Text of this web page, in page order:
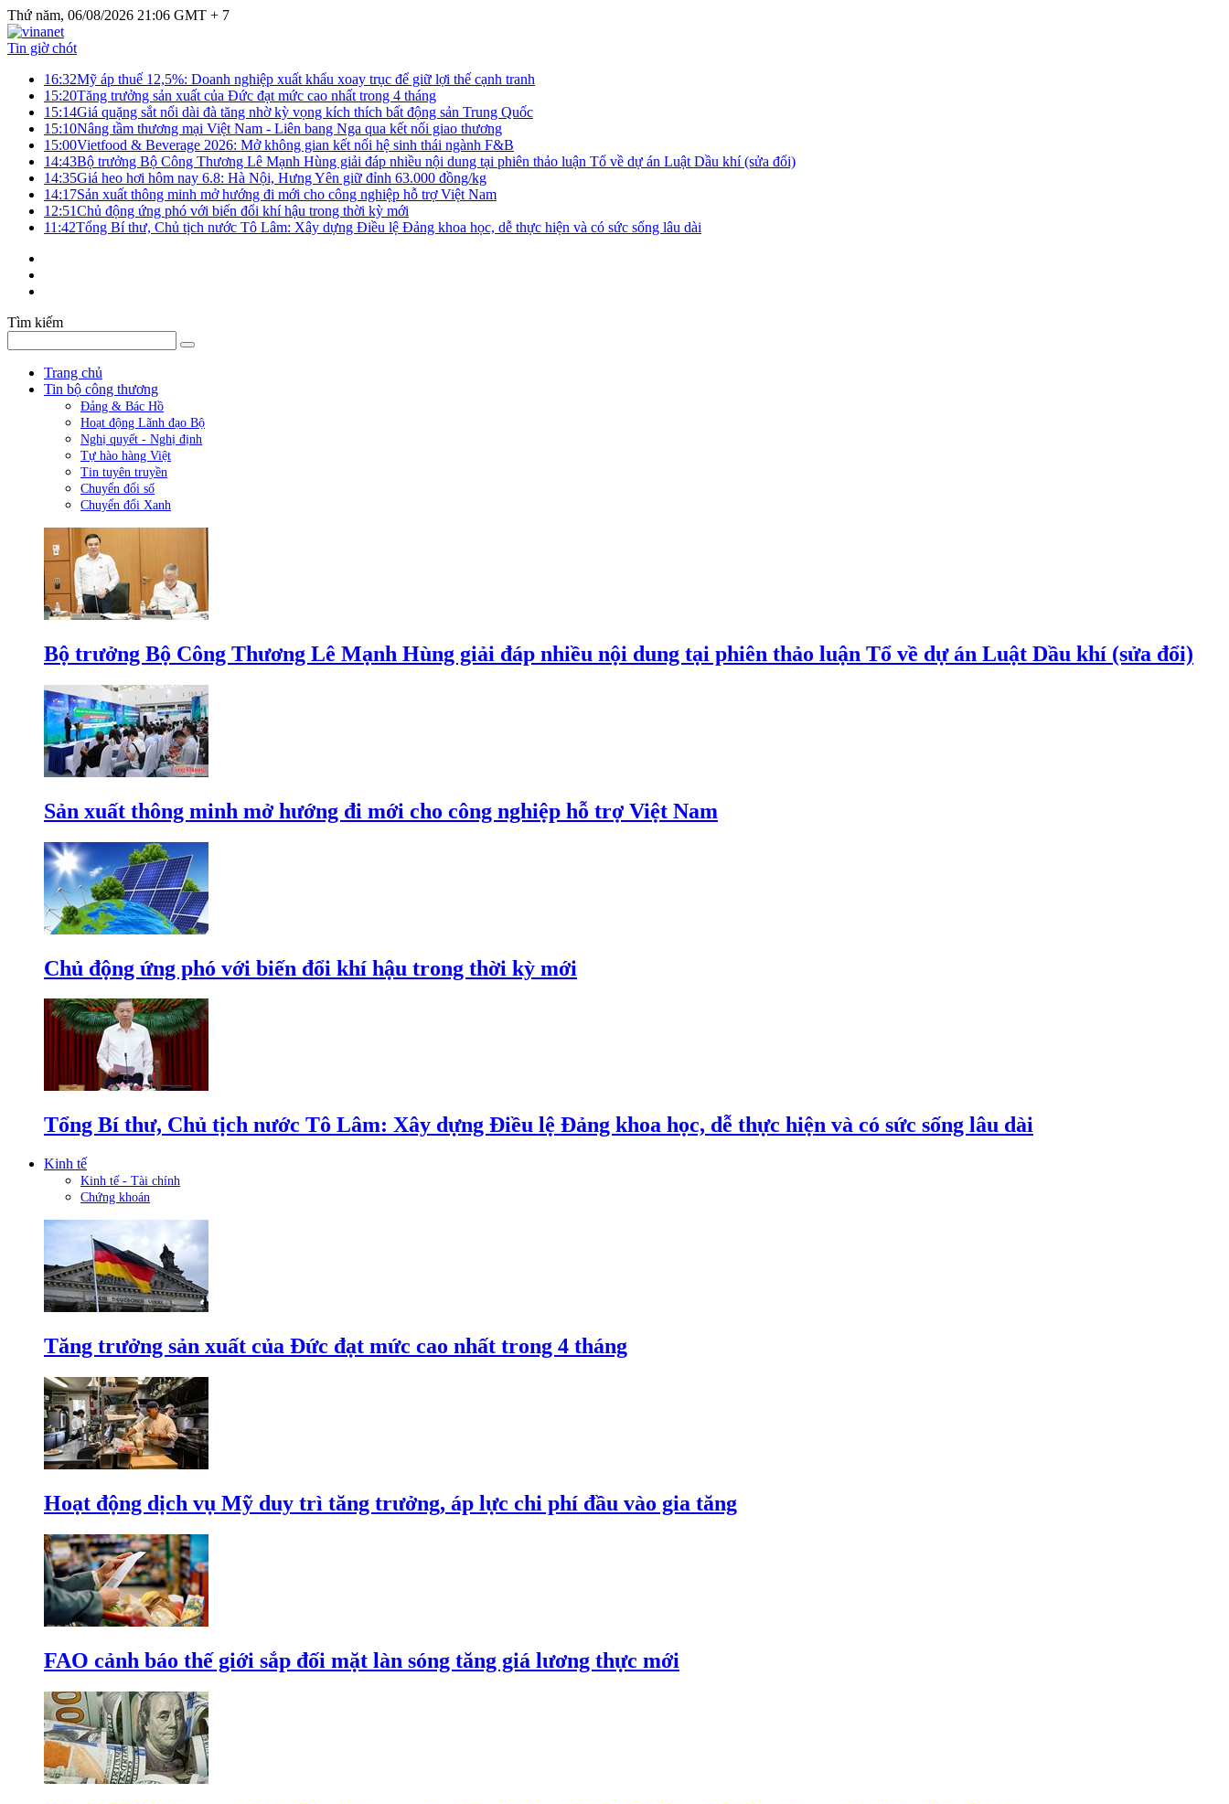
Thứ năm, 06/08/2026 21:06 GMT + 7
Tin giờ chót
16:32Mỹ áp thuế 12,5%: Doanh nghiệp xuất khẩu xoay trục để giữ lợi thế cạnh tranh
15:20Tăng trưởng sản xuất của Đức đạt mức cao nhất trong 4 tháng
15:14Giá quặng sắt nối dài đà tăng nhờ kỳ vọng kích thích bất động sản Trung Quốc
15:10Nâng tầm thương mại Việt Nam - Liên bang Nga qua kết nối giao thương
15:00Vietfood & Beverage 2026: Mở không gian kết nối hệ sinh thái ngành F&B
14:43Bộ trưởng Bộ Công Thương Lê Mạnh Hùng giải đáp nhiều nội dung tại phiên thảo luận Tổ về dự án Luật Dầu khí (sửa đổi)
14:35Giá heo hơi hôm nay 6.8: Hà Nội, Hưng Yên giữ đỉnh 63.000 đồng/kg
14:17Sản xuất thông minh mở hướng đi mới cho công nghiệp hỗ trợ Việt Nam
12:51Chủ động ứng phó với biến đổi khí hậu trong thời kỳ mới
11:42Tổng Bí thư, Chủ tịch nước Tô Lâm: Xây dựng Điều lệ Đảng khoa học, dễ thực hiện và có sức sống lâu dài
Tìm kiếm
Trang chủ
Tin bộ công thương
Đảng & Bác Hồ
Hoạt động Lãnh đạo Bộ
Nghị quyết - Nghị định
Tự hào hàng Việt
Tin tuyên truyền
Chuyển đổi số
Chuyển đổi Xanh
Bộ trưởng Bộ Công Thương Lê Mạnh Hùng giải đáp nhiều nội dung tại phiên thảo luận Tổ về dự án Luật Dầu khí (sửa đổi)
Sản xuất thông minh mở hướng đi mới cho công nghiệp hỗ trợ Việt Nam
Chủ động ứng phó với biến đổi khí hậu trong thời kỳ mới
Tổng Bí thư, Chủ tịch nước Tô Lâm: Xây dựng Điều lệ Đảng khoa học, dễ thực hiện và có sức sống lâu dài
Kinh tế
Kinh tế - Tài chính
Chứng khoán
Tăng trưởng sản xuất của Đức đạt mức cao nhất trong 4 tháng
Hoạt động dịch vụ Mỹ duy trì tăng trưởng, áp lực chi phí đầu vào gia tăng
FAO cảnh báo thế giới sắp đối mặt làn sóng tăng giá lương thực mới